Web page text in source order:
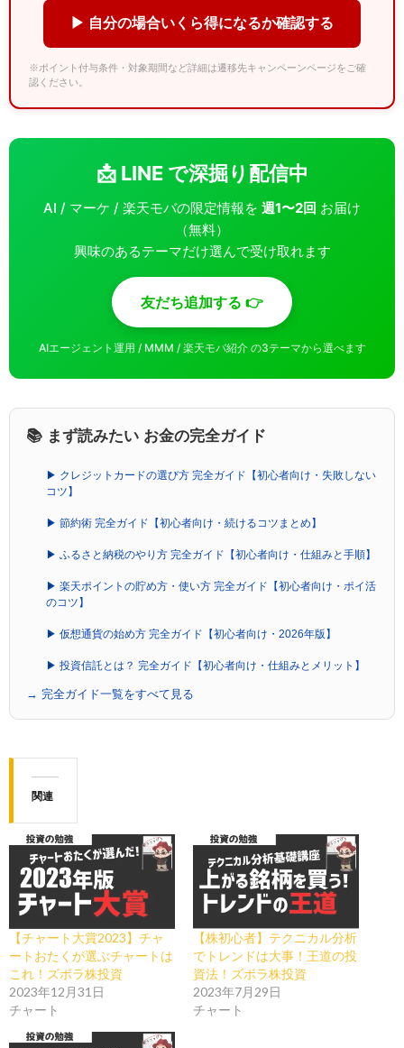
▶ 自分の場合いくら得になるか確認する
※ポイント付与条件・対象期間など詳細は遷移先キャンペーンページをご確
認ください。
📩 LINE で深掘り配信中
AI / マーケ / 楽天モバの限定情報を 週1〜2回 お届け
（無料）
興味のあるテーマだけ選んで受け取れます
友だち追加する 👉
AIエージェント運用 / MMM / 楽天モバ紹介 の3テーマから選べます
📚 まず読みたい お金の完全ガイド
▶ クレジットカードの選び方 完全ガイド【初心者向け・失敗しない
コツ】
▶ 節約術 完全ガイド【初心者向け・続けるコツまとめ】
▶ ふるさと納税のやり方 完全ガイド【初心者向け・仕組みと手順】
▶ 楽天ポイントの貯め方・使い方 完全ガイド【初心者向け・ポイ活
のコツ】
▶ 仮想通貨の始め方 完全ガイド【初心者向け・2026年版】
▶ 投資信託とは？ 完全ガイド【初心者向け・仕組みとメリット】
→ 完全ガイド一覧をすべて見る
関連
【チャート大賞2023】チャ
ートおたくが選ぶチャートは
これ！ズボラ株投資
2023年12月31日
チャート
【株初心者】テクニカル分析
でトレンドは大事！王道の投
資法！ズボラ株投資
2023年7月29日
チャート